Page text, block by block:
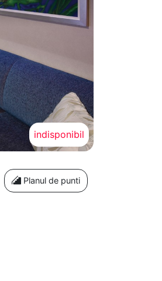
indisponibil
Planul de punti